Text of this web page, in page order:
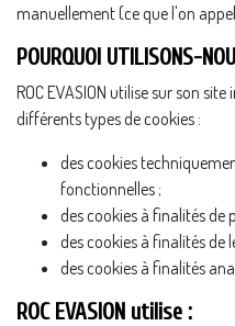
manuellement (ce que l'on
POURQUOI UTILISONS-
ROC EVASION utilise sur son
différents types de cookies :
des cookies
fonctionnelles ;
des cookies à finalités de
des cookies à finalités de
des cookies à finalités
ROC EVASION utilise :